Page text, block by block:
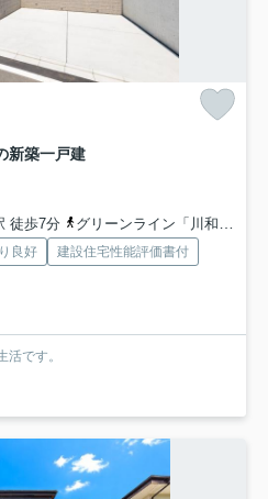
新築一戸建
徒歩7分
グリーンライン「川和町」駅 バス5分 「谷本小学校入口」 停歩14分
良好
建設住宅性能評価書付
です。